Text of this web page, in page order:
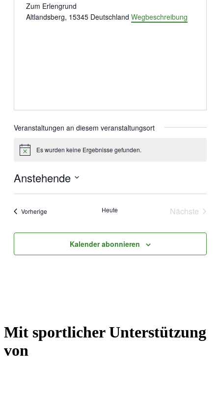
Zum Erlengrund
Altlandsberg, 15345 Deutschland Wegbeschreibung
Veranstaltungen an diesem veranstaltungsort
HinweisEs wurden keine Ergebnisse gefunden.
Anstehende
VorherigeVeranstaltungen Heute
Nächste
Kalender abonnieren
Mit sportlicher Unterstützung
von